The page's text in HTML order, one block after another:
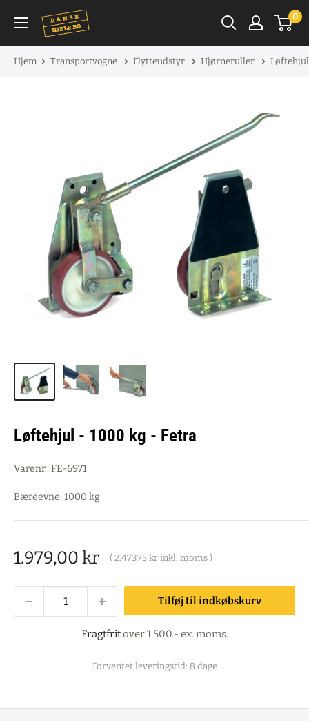
indhold
0
Hjem Transportvogne Flytteudstyr Hjørneruller Løftehjul
Løftehjul - 1000 kg - Fetra
Varenr.: FE-6971
Bæreevne: 1000 kg
Salgspris
1.979,00 kr ( 2.473,75 kr inkl. moms )
Tilføj til indkøbskurv
Fragtfritover 1.500.- ex. moms.
Forventet leveringstid: 8 dage